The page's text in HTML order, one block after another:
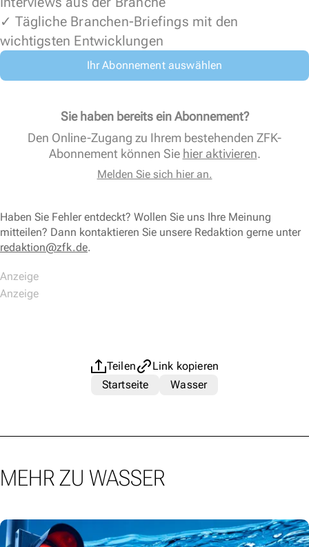
✓ Tägliche Branchen-Briefings mit den
wichtigsten Entwicklungen
Ihr Abonnement auswählen
Sie haben bereits ein Abonnement?
Den Online-Zugang zu Ihrem bestehenden ZFK-
Abonnement können Sie hier aktivieren.
Melden Sie sich hier an.
Haben Sie Fehler entdeckt? Wollen Sie uns Ihre Meinung
mitteilen? Dann kontaktieren Sie unsere Redaktion gerne unter
redaktion@zfk.de.
Teilen
Link kopieren
Startseite
Wasser
MEHR ZU WASSER